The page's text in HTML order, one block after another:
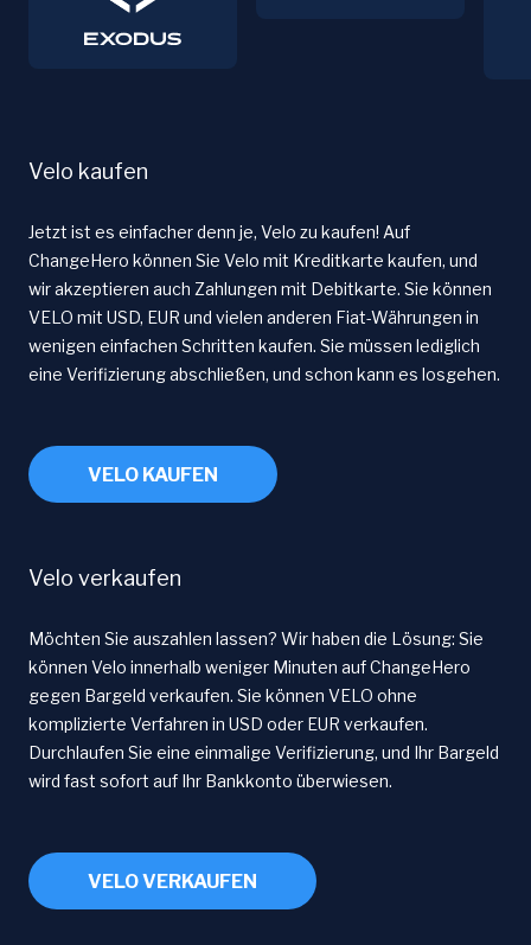
Velo kaufen
Jetzt ist es einfacher denn je, Velo zu kaufen! Auf
ChangeHero können Sie Velo mit Kreditkarte kaufen, und
wir akzeptieren auch Zahlungen mit Debitkarte. Sie können
VELO mit USD, EUR und vielen anderen Fiat-Währungen in
wenigen einfachen Schritten kaufen. Sie müssen lediglich
eine Verifizierung abschließen, und schon kann es losgehen.
VELO KAUFEN
Velo verkaufen
Möchten Sie auszahlen lassen? Wir haben die Lösung: Sie
können Velo innerhalb weniger Minuten auf ChangeHero
gegen Bargeld verkaufen. Sie können VELO ohne
komplizierte Verfahren in USD oder EUR verkaufen.
Durchlaufen Sie eine einmalige Verifizierung, und Ihr Bargeld
wird fast sofort auf Ihr Bankkonto überwiesen.
VELO VERKAUFEN